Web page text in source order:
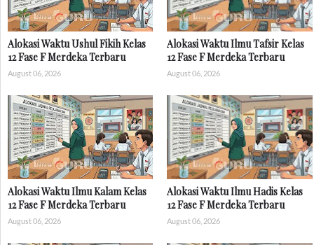
Alokasi Waktu Ushul Fikih Kelas
12 Fase F Merdeka Terbaru
August 06, 2026
Alokasi Waktu Ilmu Tafsir Kelas
12 Fase F Merdeka Terbaru
August 06, 2026
Alokasi Waktu Ilmu Kalam Kelas
12 Fase F Merdeka Terbaru
August 06, 2026
Alokasi Waktu Ilmu Hadis Kelas
12 Fase F Merdeka Terbaru
August 06, 2026